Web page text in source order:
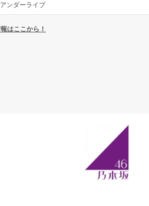
ンダーライブ
はここから！
年上半期編発表！